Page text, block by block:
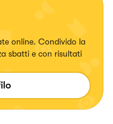
online. Condivido la
sbatti e con risultati